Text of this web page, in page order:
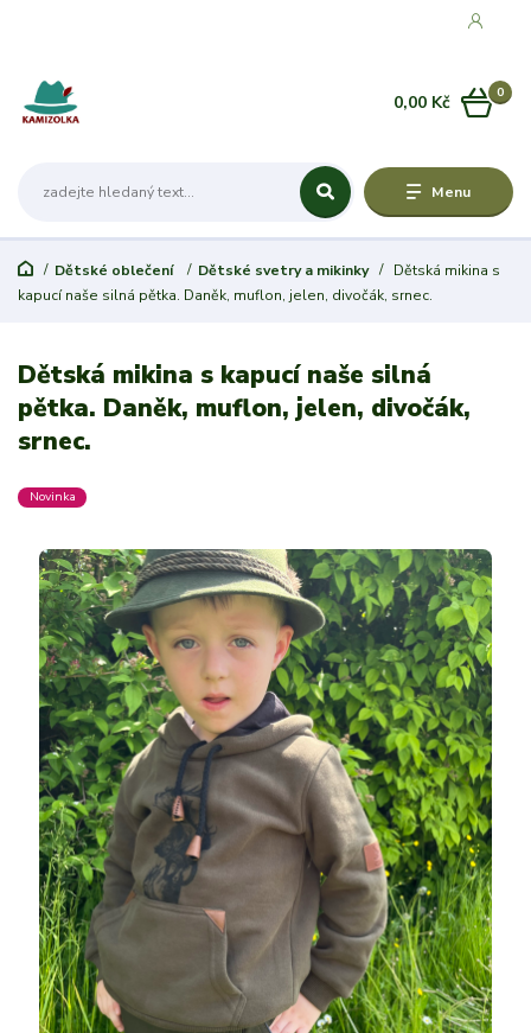
Menu
0
0,00 Kč
Dětské oblečení Dětské svetry a mikinky
Dětská mikina s
kapucí naše silná pětka. Daněk, muflon, jelen, divočák, srnec.
Dětská mikina s kapucí naše silná
pětka. Daněk, muflon, jelen, divočák,
srnec.
Novinka